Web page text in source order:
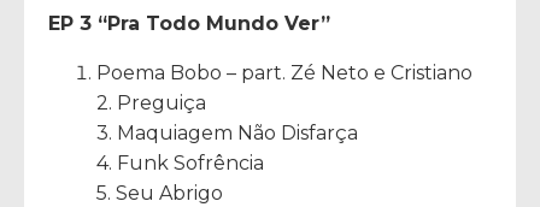
EP 3 “Pra Todo Mundo Ver”
Poema Bobo – part. Zé Neto e Cristiano
2. Preguiça
3. Maquiagem Não Disfarça
4. Funk Sofrência
5. Seu Abrigo